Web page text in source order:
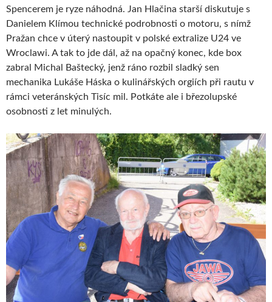
Spencerem je ryze náhodná. Jan Hlačina starší diskutuje s
Danielem Klímou technické podrobnosti o motoru, s nímž
Pražan chce v úterý nastoupit v polské extralize U24 ve
Wroclawi. A tak to jde dál, až na opačný konec, kde box
zabral Michal Baštecký, jenž ráno rozbil sladký sen
mechanika Lukáše Háska o kulinářských orgiích při rautu v
rámci veteránských Tisíc mil. Potkáte ale i březolupské
osobnosti z let minulých.